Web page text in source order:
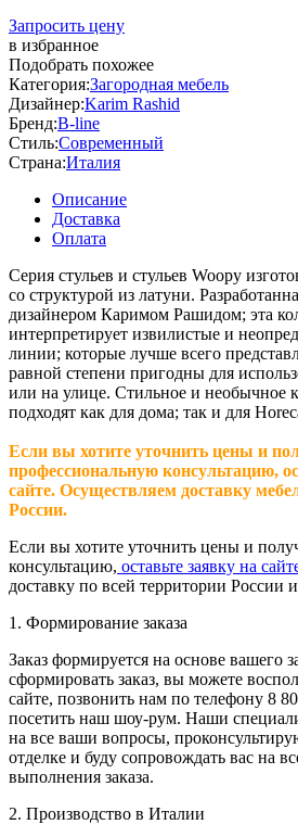
Запросить цену
в избранное
Подобрать похожее
Категория:Загородная мебель
Дизайнер:Karim Rashid
Бренд:B-line
Стиль:Современный
Страна:Италия
Описание
Доставка
Оплата
Серия стульев и стульев Woopy
со структурой из латуни.
дизайнером Каримом Рашидом; эта
интерпретирует извилистые и
линии; которые лучше всего
равной степени пригодны для
или на улице. Стильное и необычное
подходят как для дома; так и для
Если вы хотите уточнить цены и
профессиональную консультацию,
сайте. Осуществляем доставку
России.
Если вы хотите уточнить цены и
консультацию, оставьте заявку на
доставку по всей территории России
1. Формирование заказа
Заказ формируется на основе вашего
сформировать заказ, вы можете
сайте, позвонить нам по телефону 8
посетить наш шоу-рум. Наши
на все ваши вопросы,
отделке и буду сопровождать вас на
выполнения заказа.
2. Производство в Италии